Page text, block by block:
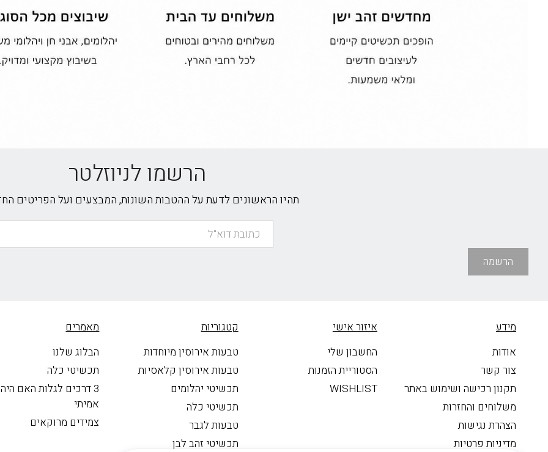
הרשמו לניוזלטר
תהיו הראשונים לדעת על ההטבות השונות, המבצעים ועל הפריטים
הרשמה
מידע
אודות
צור קשר
תקנון רכישה ושימוש באתר
משלוחים והחזרות
הצהרת נגישות
מדיניות פרטיות
איזור אישי
החשבון שלי
הסטוריית הזמנות
WISHLIST
קטגוריות
טבעות אירוסין מיוחדות
טבעות אירוסין קלאסיות
תכשיטי יהלומים
תכשיטי כלה
טבעות לגבר
תכשיטי זהב לבן
מאמרים
הבלוג שלנו
תכשיטי כלה
3 דרכים לגלות האם
אמיתי
צמידים מרוקאים